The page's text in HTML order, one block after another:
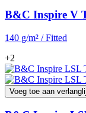
B&C Inspire V
140 g/m² / Fitted
+2
Voeg toe aan